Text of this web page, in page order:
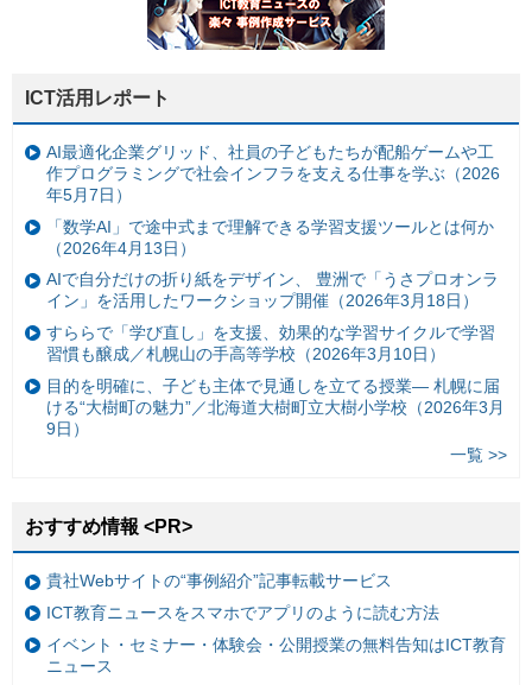
ICT活用レポート
AI最適化企業グリッド、社員の子どもたちが配船ゲームや工
作プログラミングで社会インフラを支える仕事を学ぶ（2026
年5月7日）
「数学AI」で途中式まで理解できる学習支援ツールとは何か
（2026年4月13日）
AIで自分だけの折り紙をデザイン、 豊洲で「うさプロオンラ
イン」を活用したワークショップ開催（2026年3月18日）
すららで「学び直し」を支援、効果的な学習サイクルで学習
習慣も醸成／札幌山の手高等学校（2026年3月10日）
目的を明確に、子ども主体で見通しを立てる授業— 札幌に届
ける“大樹町の魅力”／北海道大樹町立大樹小学校（2026年3月
9日）
一覧 >>
おすすめ情報 <PR>
貴社Webサイトの“事例紹介”記事転載サービス
ICT教育ニュースをスマホでアプリのように読む方法
イベント・セミナー・体験会・公開授業の無料告知はICT教育
ニュース